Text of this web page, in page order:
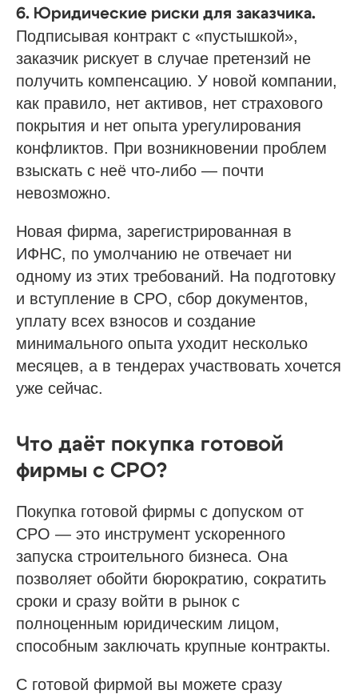
6. Юридические риски для заказчика.
Подписывая контракт с «пустышкой»,
заказчик рискует в случае претензий не
получить компенсацию. У новой компании,
как правило, нет активов, нет страхового
покрытия и нет опыта урегулирования
конфликтов. При возникновении проблем
взыскать с неё что-либо — почти
невозможно.
Новая фирма, зарегистрированная в
ИФНС, по умолчанию не отвечает ни
одному из этих требований. На подготовку
и вступление в СРО, сбор документов,
уплату всех взносов и создание
минимального опыта уходит несколько
месяцев, а в тендерах участвовать хочется
уже сейчас.
Что даёт покупка готовой
фирмы с СРО?
Покупка готовой фирмы с допуском от
СРО — это инструмент ускоренного
запуска строительного бизнеса. Она
позволяет обойти бюрократию, сократить
сроки и сразу войти в рынок с
полноценным юридическим лицом,
способным заключать крупные контракты.
С готовой фирмой вы можете сразу